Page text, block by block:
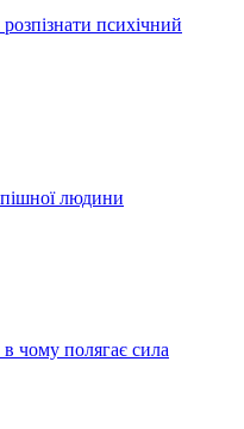
розпізнати психічний
людини
в чому полягає сила